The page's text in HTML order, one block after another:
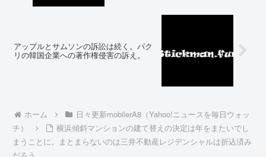
アップルとサムソンの訴訟は続く。パク
リの韓国企業への著作権侵害の訴え。
ホーム
日々更新mobilerA8（Yahoo!ニュースを毎日ウォッ
チ）
横浜傾斜マンションの建て替えの決定は年をまたいでし
まうことに。まとまらないのは三井不動産レジデンシャルは折込済み